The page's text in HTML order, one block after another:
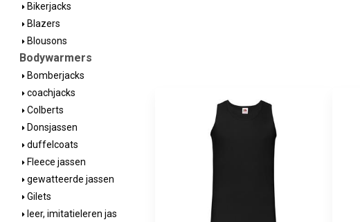
Bikerjacks
Blazers
Blousons
Bodywarmers
Bomberjacks
coachjacks
Colberts
Donsjassen
duffelcoats
Fleece jassen
gewatteerde jassen
Gilets
leer, imitatieleren jas